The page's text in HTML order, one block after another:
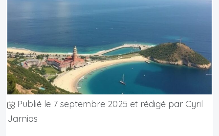
Publié le 7 septembre 2025 et rédigé par Cyril
Jarnias